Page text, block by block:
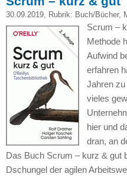
30.09.2019, Rubrik: Buch/Bücher,
Scrum –
Methode
Aufwind
erfahren
Jahren
vieles
hier und
dran, an
Das Buch Scrum – kurz & gut
Dschungel der agilen